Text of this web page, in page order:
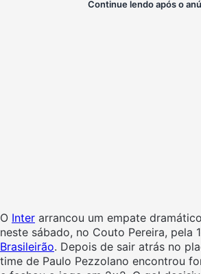
Continue lendo após o
O Inter arrancou um empate
neste sábado, no Couto Pereira, pela
Brasileirão. Depois de sair atrás no
time de Paulo Pezzolano encontrou